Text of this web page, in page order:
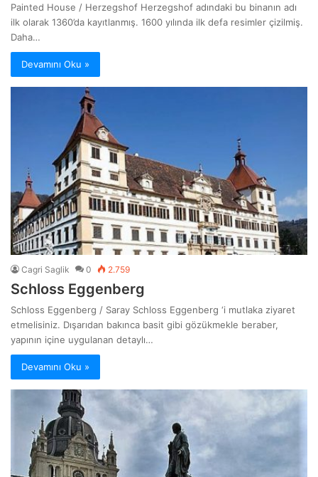
Painted House / Herzegshof Herzegshof adındaki bu binanın adı
ilk olarak 1360’da kayıtlanmış. 1600 yılında ilk defa resimler çizilmiş.
Daha…
Devamını Oku »
Cagri Saglik 0 2.759
Schloss Eggenberg
Schloss Eggenberg / Saray Schloss Eggenberg ‘i mutlaka ziyaret
etmelisiniz. Dışarıdan bakınca basit gibi gözükmekle beraber,
yapının içine uygulanan detaylı…
Devamını Oku »